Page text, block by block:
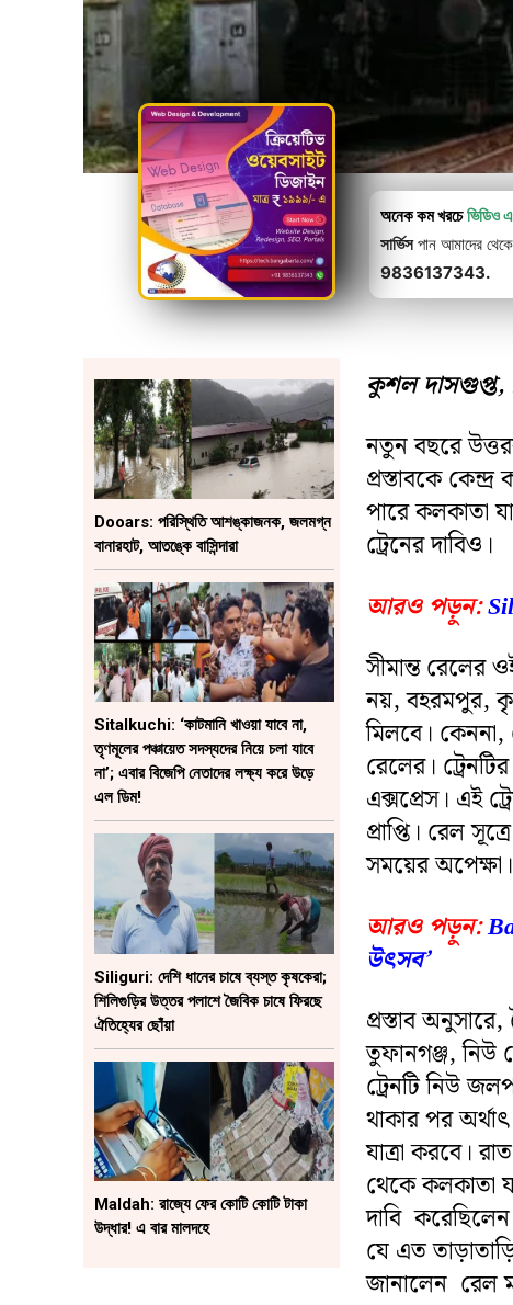
অনেক কম খরচে ভিডিও
সার্ভিসপান আমাদের
9836137343.
Dooars: পরিস্থিতি আশঙ্কাজনক, জলমগ্ন
বানারহাট, আতঙ্কে বাসিন্দারা
Sitalkuchi: ‘কাটমানি খাওয়া যাবে না,
তৃণমূলের পঞ্চায়েত সদস্যদের নিয়ে চলা যাবে
না’; এবার বিজেপি নেতাদের লক্ষ্য করে উড়ে
এল ডিম!
Siliguri: দেশি ধানের চাষে ব্যস্ত কৃষকেরা;
শিলিগুড়ির উত্তর পলাশে জৈবিক চাষে ফিরছে
ঐতিহ্যের ছোঁয়া
Maldah: রাজ্যে ফের কোটি কোটি টাকা
উদ্ধার! এ বার মালদহে
কুশল দাসগুপ্ত,
নতুন বছরে
প্রস্তাবকে
পারে কলকাতা
ট্রেনের দাবিও।
আরও পড়ুন:
সীমান্ত রেলের
নয়, বহরমপুর,
মিলবে। কেননা,
রেলের।
এক্সপ্রেস। এই
প্রাপ্তি। রেল
সময়ের অপেক্ষা।
আরও পড়ুন:
উৎসব’
প্রস্তাব
তুফানগঞ্জ, নিউ
ট্রেনটি নিউ
থাকার পর
যাত্রা করবে।
থেকে কলকাতা
দাবি
যে এত
জানালেন রেল